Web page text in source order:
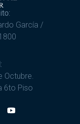
García /
Octubre.
6to Piso